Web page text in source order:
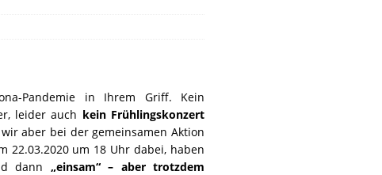
Pandemie in Ihrem Griff. Kein
leider auch kein Frühlingskonzert
aber bei der gemeinsamen Aktion
22.03.2020 um 18 Uhr dabei, haben
dann „einsam“ – aber trotzdem